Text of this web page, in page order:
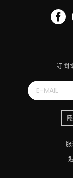
訂閱